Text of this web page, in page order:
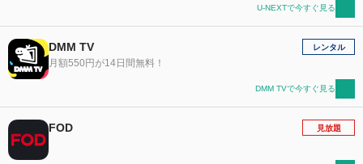
U-NEXTで今すぐ見る
DMM TV
月額550円が14日間無料！
レンタル
DMM TVで今すぐ見る
FOD 見放題